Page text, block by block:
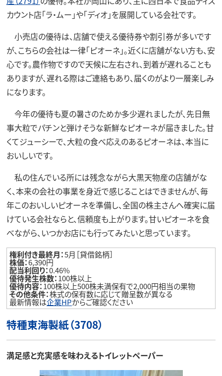
カウント店「ラ・ムー」や「ディオ」を展開している会社です。
小売店の優待は、店舗で使える優待券や割引券が多いです
が、こちらの会社は一律「ピオーネ」。近くに店舗がない方も、安
心です。農作物ですので天候に左右され、到着が遅れることも
ありますが、遅れる際はご連絡もあり、届くのがより一層楽しみ
になります。
今年の優待も夏の暑さのためか多少遅れましたが、先日無
事大粒でパチンと弾けそうな新鮮なピオーネが届きました。甘
くてジューシーで、大粒の食べ応えのあるピオーネは、本当に
おいしいです。
私の住んでいる所には残念ながら大黒天物産の店舗がな
く、本来の会社の事業を身近で感じることはできませんが、毎
年このおいしいピオーネを準備し、全国の株主さんへ確実に届
けている会社ならと、信頼度も上がります。甘いピオーネを食
べながら、いつかお店にも行ってみたいと思っています。
権利付き最終月：5月［貸借銘柄］
株価：6,390円
配当利回り：0.46%
優待発生株数：100株以上
優待内容：100株以上500株未満保有で2,000円相当の果物
その他条件：株式の保有数に応じて贈呈数が異なる
最新情報は企業HPからご確認ください
特種東海製紙（3708）
満足感と充実感を味わえるトイレットペーパー